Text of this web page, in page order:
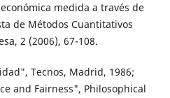
medida a través de
de Métodos Cuantitativos
2 (2006), 67-108.
Tecnos, Madrid, 1986;
and Fairness", Philosophical